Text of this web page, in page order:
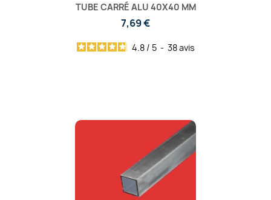
TUBE CARRÉ ALU 40X40 MM
7,69 €
4.8 / 5 - 38avis